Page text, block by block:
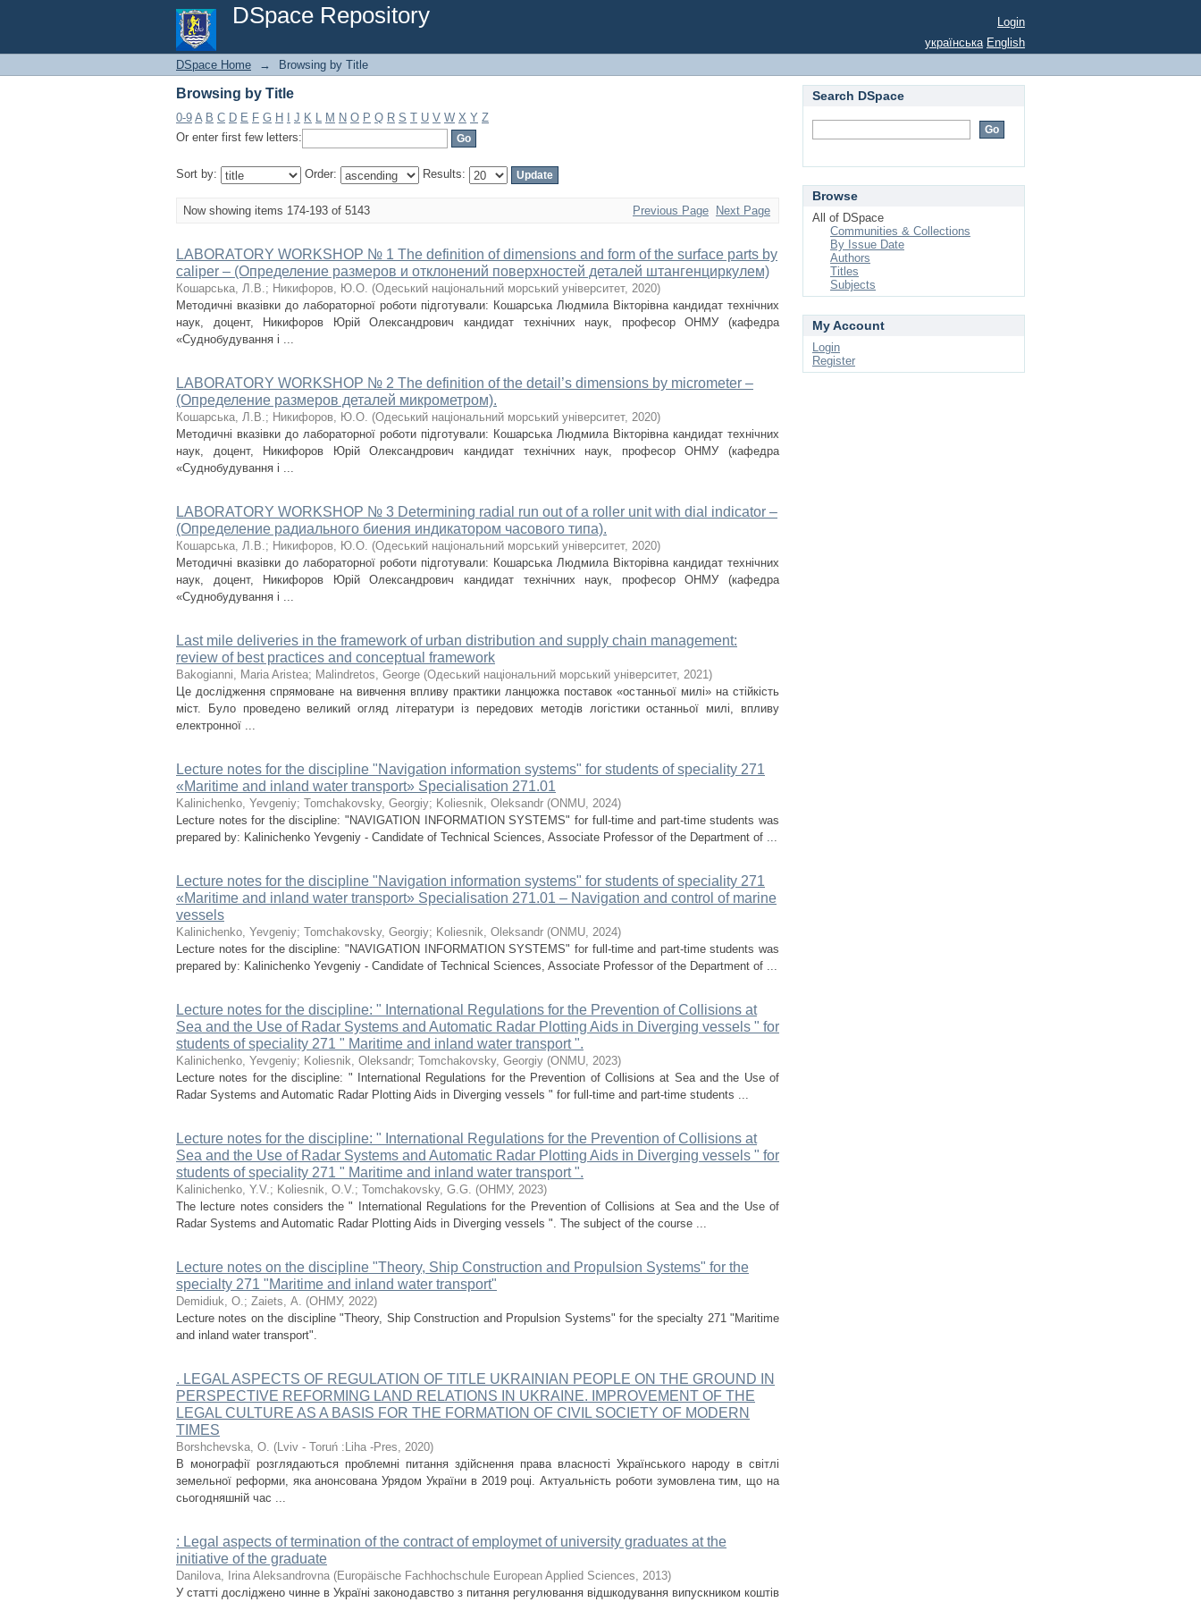
DSpace Repository
Browsing by Title
Login
українська English
DSpace Home
→ Browsing by Title
Browsing by Title
0-9 A B C D E F G H J K L M N O P Q R S T U V W X Y Z
Or enter first few letters:
Sort by: Order: Results:
Now showing items 174-193 of 5143 Previous Page Next Page
LABORATORY WORKSHOP № 1 The definition of dimensions and form of the surface parts by
caliper – (Определение размеров и отклонений поверхностей деталей штангенциркулем)
Кошарська, Л.В.; Никифоров, Ю.О. (Одеський національний морський університет, 2020)
Методичні вказівки до лабораторної роботи підготували: Кошарська Людмила Вікторівна кандидат технічних
наук, доцент, Никифоров Юрій Олександрович кандидат технічних наук, професор ОНМУ (кафедра
«Суднобудування і ...
LABORATORY WORKSHOP № 2 The definition of the detail’s dimensions by micrometer –
(Определение размеров деталей микрометром).
Кошарська, Л.В.; Никифоров, Ю.О. (Одеський національний морський університет, 2020)
Методичні вказівки до лабораторної роботи підготували: Кошарська Людмила Вікторівна кандидат технічних
наук, доцент, Никифоров Юрій Олександрович кандидат технічних наук, професор ОНМУ (кафедра
«Суднобудування і ...
LABORATORY WORKSHOP № 3 Determining radial run out of a roller unit with dial indicator –
(Определение радиального биения индикатором часового типа).
Кошарська, Л.В.; Никифоров, Ю.О. (Одеський національний морський університет, 2020)
Методичні вказівки до лабораторної роботи підготували: Кошарська Людмила Вікторівна кандидат технічних
наук, доцент, Никифоров Юрій Олександрович кандидат технічних наук, професор ОНМУ (кафедра
«Суднобудування і ...
Last mile deliveries in the framework of urban distribution and supply chain management:
review of best practices and conceptual framework
Bakogianni, Maria Aristea; Malindretos, George (Одеський національний морський університет, 2021)
Це дослідження спрямоване на вивчення впливу практики ланцюжка поставок «останньої милі» на стійкість
міст. Було проведено великий огляд літератури із передових методів логістики останньої милі, впливу
електронної ...
Lecture notes for the discipline "Navigation information systems" for students of speciality 271
«Maritime and inland water transport» Specialisation 271.01
Kalinichenko, Yevgeniy; Tomchakovsky, Georgiy; Koliesnik, Oleksandr (ONMU, 2024)
Lecture notes for the discipline: "NAVIGATION INFORMATION SYSTEMS" for full-time and part-time students was
prepared by: Kalinichenko Yevgeniy - Candidate of Technical Sciences, Associate Professor of the Department of ...
Lecture notes for the discipline "Navigation information systems" for students of speciality 271
«Maritime and inland water transport» Specialisation 271.01 – Navigation and control of marine
vessels
Kalinichenko, Yevgeniy; Tomchakovsky, Georgiy; Koliesnik, Oleksandr (ONMU, 2024)
Lecture notes for the discipline: "NAVIGATION INFORMATION SYSTEMS" for full-time and part-time students was
prepared by: Kalinichenko Yevgeniy - Candidate of Technical Sciences, Associate Professor of the Department of ...
Lecture notes for the discipline: " International Regulations for the Prevention of Collisions at
Sea and the Use of Radar Systems and Automatic Radar Plotting Aids in Diverging vessels " for
students of speciality 271 " Maritime and inland water transport ".
Kalinichenko, Yevgeniy; Koliesnik, Oleksandr; Tomchakovsky, Georgiy (ОNMU, 2023)
Lecture notes for the discipline: " International Regulations for the Prevention of Collisions at Sea and the Use of
Radar Systems and Automatic Radar Plotting Aids in Diverging vessels " for full-time and part-time students ...
Lecture notes for the discipline: " International Regulations for the Prevention of Collisions at
Sea and the Use of Radar Systems and Automatic Radar Plotting Aids in Diverging vessels " for
students of speciality 271 " Maritime and inland water transport ".
Kalinichenko, Y.V.; Koliesnik, O.V.; Tomchakovsky, G.G. (ОНМУ, 2023)
The lecture notes considers the " International Regulations for the Prevention of Collisions at Sea and the Use of
Radar Systems and Automatic Radar Plotting Aids in Diverging vessels ". The subject of the course ...
Lecture notes on the discipline "Theory, Ship Construction and Propulsion Systems" for the
specialty 271 "Maritime and inland water transport"
Demidiuk, О.; Zaiets, А. (ОНМУ, 2022)
Lecture notes on the discipline "Theory, Ship Construction and Propulsion Systems" for the specialty 271 "Maritime
and inland water transport".
. LEGAL ASPECTS OF REGULATION OF TITLE UKRAINIAN PEOPLE ON THE GROUND IN
PERSPECTIVE REFORMING LAND RELATIONS IN UKRAINE. IMPROVEMENT OF THE
LEGAL CULTURE AS A BASIS FOR THE FORMATION OF CIVIL SOCIETY OF MODERN
TIMES
Borshchevska, O. (Lviv - Toruń :Liha -Pres, 2020)
В монографії розглядаються проблемні питання здійснення права власності Українського народу в світлі
земельної реформи, яка анонсована Урядом України в 2019 році. Актуальність роботи зумовлена тим, що на
сьогодняшній час ...
: Legal aspects of termination of the contract of employmet of university graduates at the
initiative of the graduate
Danilova, Irina Aleksandrovna (Europäische Fachhochschule European Applied Sciences, 2013)
У статті досліджено чинне в Україні законодавство з питання регулювання відшкодування випускником коштів
Search DSpace
Browse
All of DSpace
Communities & Collections
By Issue Date
Authors
Titles
Subjects
My Account
Login
Register